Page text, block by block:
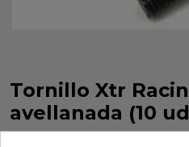
Tornillo Xtr
avellanada (10